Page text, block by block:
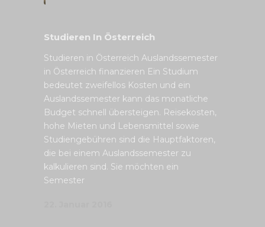
Studieren In Österreich
Studieren in Österreich Auslandssemester
in Österreich finanzieren Ein Studium
bedeutet zweifellos Kosten und ein
Auslandssemester kann das monatliche
Budget schnell übersteigen. Reisekosten,
hohe Mieten und Lebensmittel sowie
Studiengebühren sind die Hauptfaktoren,
die bei einem Auslandssemester zu
kalkulieren sind. Sie möchten ein
Semester